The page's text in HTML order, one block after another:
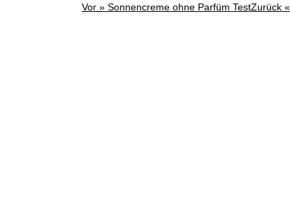
Vor » Sonnencreme ohne Parfüm TestZurück «